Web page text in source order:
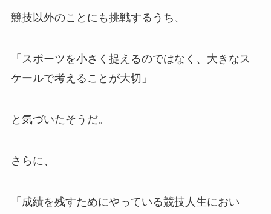
競技以外のことにも挑戦するうち、
「スポーツを小さく捉えるのではなく、大きなス
ケールで考えることが大切」
と気づいたそうだ。
さらに、
「成績を残すためにやっている競技人生におい